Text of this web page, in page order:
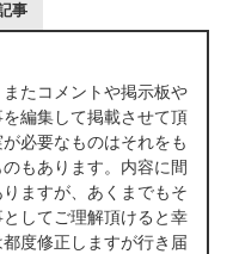
事
たコメントや掲示板や
編集して掲載させて頂
必要なものはそれをも
もあります。内容に間
ますが、あくまでもそ
してご理解頂けると幸
度修正しますが行き届